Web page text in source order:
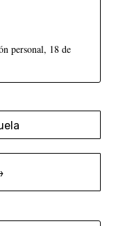
personal, 18 de